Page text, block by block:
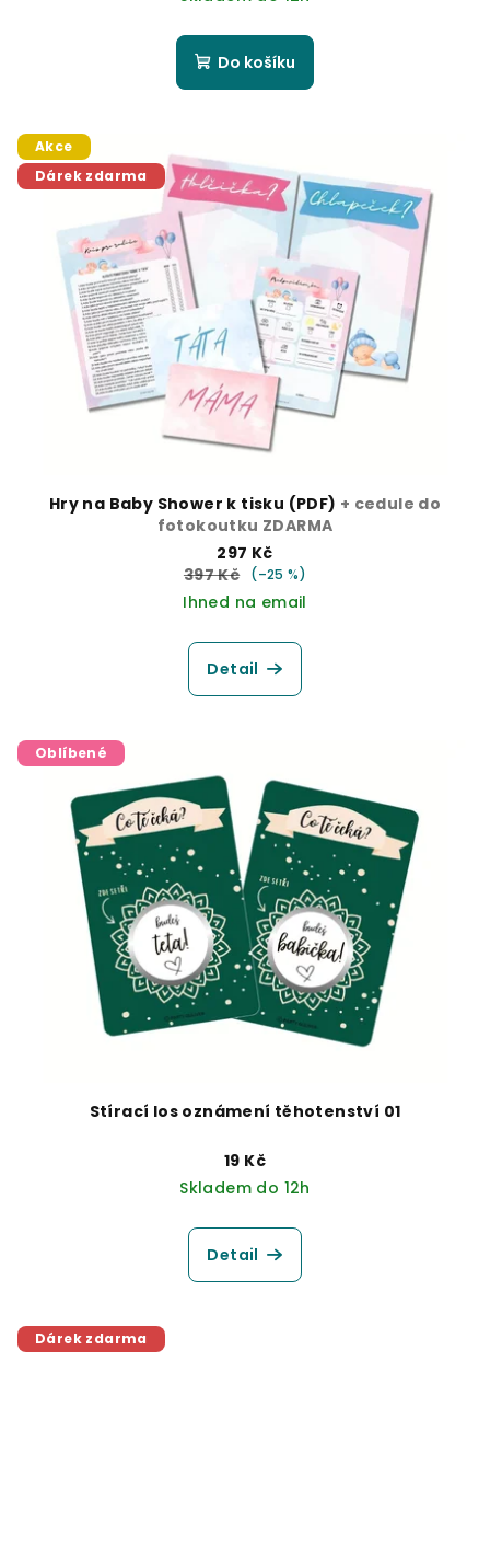
Do košíku
Akce
Dárek zdarma
Hry na Baby Shower k tisku (PDF) + cedule do
fotokoutku ZDARMA
297 Kč
397 Kč
(–25 %)
Ihned na email
Detail
Oblíbené
Stírací los oznámení těhotenství 01
19 Kč
Skladem do 12h
Detail
Dárek zdarma